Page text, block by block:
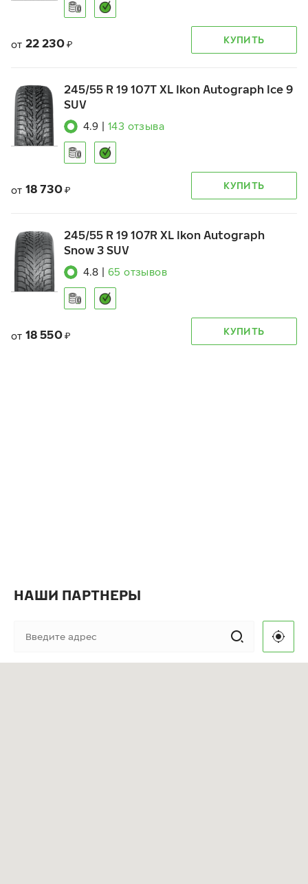
от 22 230 ₽ КУПИТЬ
245/55 R 19 107T XL Ikon Autograph Ice 9
SUV
4.9 143 отзыва
от 18 730 ₽ КУПИТЬ
245/55 R 19 107R XL Ikon Autograph
Snow 3 SUV
4.8 65 отзывов
от 18 550 ₽ КУПИТЬ
НАШИ ПАРТНЕРЫ